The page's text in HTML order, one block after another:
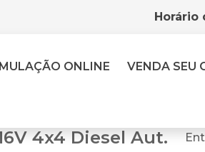
Horário
ONLINE VENDA SEU
4x4 Diesel Aut.